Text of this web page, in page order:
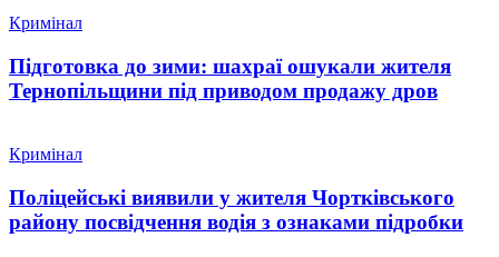
Кримінал
Підготовка до зими: шахраї ошукали жителя
Тернопільщини під приводом продажу дров
Кримінал
Поліцейські виявили у жителя Чортківського
району посвідчення водія з ознаками підробки